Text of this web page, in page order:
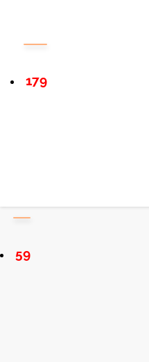
179
59